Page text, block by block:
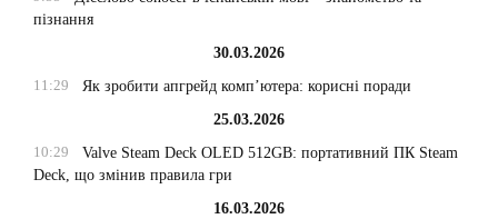
пізнання
30.03.2026
11:29
Як зробити апгрейд комп’ютера: корисні поради
25.03.2026
10:29
Valve Steam Deck OLED 512GB: портативний ПК Steam
Deck, що змінив правила гри
16.03.2026